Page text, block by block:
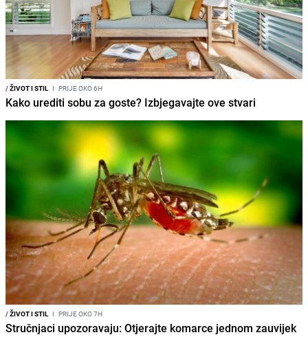
/ŽIVOT I STIL I PRIJE OKO 6H
Kako urediti sobu za goste? Izbjegavajte ove stvari
/ŽIVOT I STIL I PRIJE OKO 7H
Stručnjaci upozoravaju: Otjerajte komarce jednom zauvijek